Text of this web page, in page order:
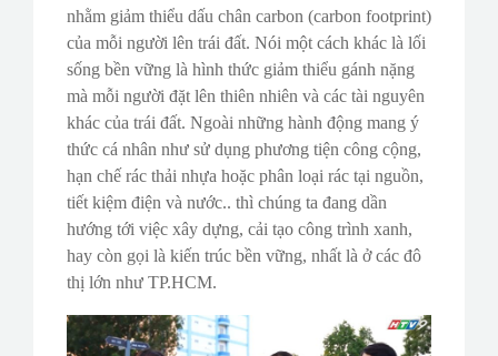
nhằm giảm thiểu dấu chân carbon (carbon footprint)
của mỗi người lên trái đất. Nói một cách khác là lối
sống bền vững là hình thức giảm thiểu gánh nặng
mà mỗi người đặt lên thiên nhiên và các tài nguyên
khác của trái đất. Ngoài những hành động mang ý
thức cá nhân như sử dụng phương tiện công cộng,
hạn chế rác thải nhựa hoặc phân loại rác tại nguồn,
tiết kiệm điện và nước.. thì chúng ta đang dần
hướng tới việc xây dựng, cải tạo công trình xanh,
hay còn gọi là kiến trúc bền vững, nhất là ở các đô
thị lớn như TP.HCM.